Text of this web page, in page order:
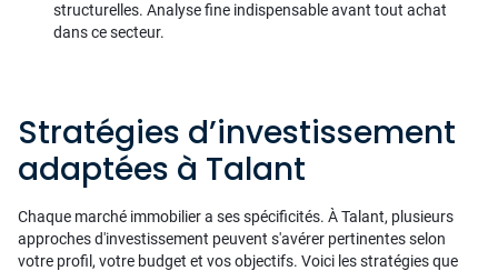
structurelles. Analyse fine indispensable avant tout achat
dans ce secteur.
Stratégies d’investissement
adaptées à Talant
Chaque marché immobilier a ses spécificités. À Talant, plusieurs
approches d'investissement peuvent s'avérer pertinentes selon
votre profil, votre budget et vos objectifs. Voici les stratégies que